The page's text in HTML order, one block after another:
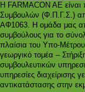
Η FARMACON AE
Συμβουλών (Φ.Π.Γ.Σ.)
ΑΦ1063. Η ομάδα μας
συμβούλους για το
πλαίσια του Υπο-
γεωργικό τομέα –
συμβουλευτικών
υπηρεσίες διαχείρισης
αντικατάστασης στην